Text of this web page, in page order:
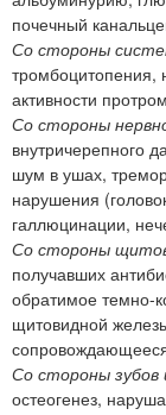
почечный
Со стороны
тромбоцитопения,
активности
Со стороны
внутричерепного
шум в ушах,
нарушения
галлюцинации,
Со стороны
получавших
обратимое темно-
щитовидной
Со стороны зубов
остеогенез,